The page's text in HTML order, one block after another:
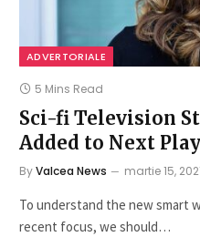
ADVERTORIALE
5 Mins Read
Sci-fi Television
Added to Next
ByValcea News martie 15,
To understand the new smart
recent focus, we should…